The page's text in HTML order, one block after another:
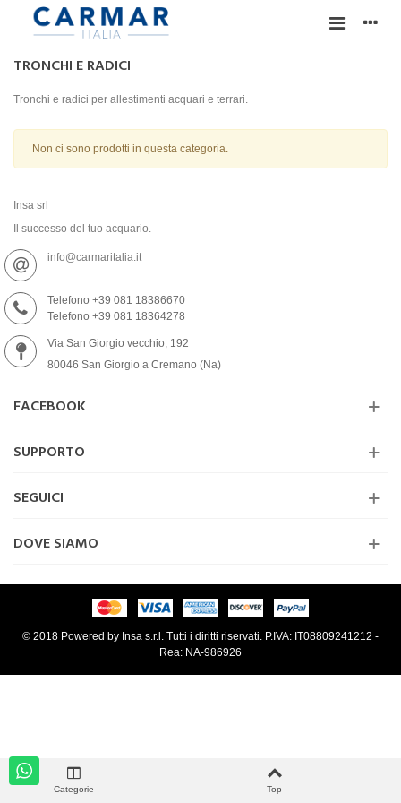
TRONCHI E RADICI
Tronchi e radici per allestimenti acquari e terrari.
Non ci sono prodotti in questa categoria.
Insa srl
Il successo del tuo acquario.
info@carmaritalia.it
Telefono +39 081 18386670
Telefono +39 081 18364278
Via San Giorgio vecchio, 192
80046 San Giorgio a Cremano (Na)
FACEBOOK
SUPPORTO
SEGUICI
DOVE SIAMO
© 2018 Powered by Insa s.r.l. Tutti i diritti riservati. P.IVA: IT08809241212 -
Rea: NA-986926
Categorie Top